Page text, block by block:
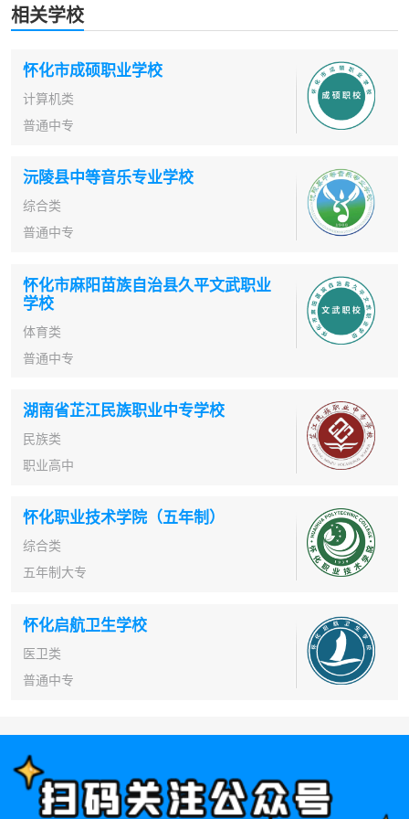
相关学校
怀化市成硕职业学校
计算机类
普通中专
沅陵县中等音乐专业学校
综合类
普通中专
怀化市麻阳苗族自治县久平文武职业
学校
体育类
普通中专
湖南省芷江民族职业中专学校
民族类
职业高中
怀化职业技术学院（五年制）
综合类
五年制大专
怀化启航卫生学校
医卫类
普通中专